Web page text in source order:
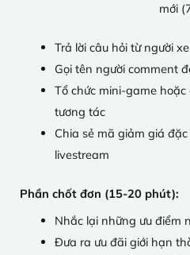
mới
Trả lời câu hỏi từ người
Gọi tên người comment
Tổ chức mini-game
tương tác
Chia sẻ mã giảm giá
livestream
Phần chốt đơn (15-20 phút):
Nhắc lại những ưu điểm
Đưa ra ưu đãi giới hạn